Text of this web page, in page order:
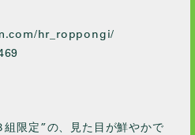
hr_roppongi/
限定”の、見た目が鮮やかで